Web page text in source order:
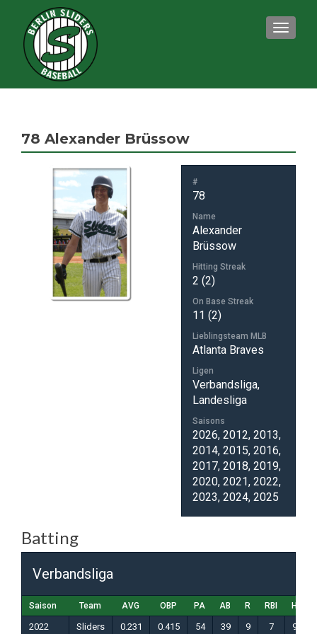
78 Alexander Brüssow
#
78
Name
Alexander
Brüssow
Hitting Streak
2 (2)
On Base Streak
11 (2)
Lieblingsteam MLB
Atlanta Braves
Ligen
Verbandsliga,
Landesliga
Saisons
2026, 2012, 2013,
2014, 2015, 2016,
2017, 2018, 2019,
2020, 2021, 2022,
2023, 2024, 2025
Batting
Verbandsliga
Saison Team AVG OBP PA AB R RBI H
2022 Sliders 0.231 0.415 54 39 9 7 9